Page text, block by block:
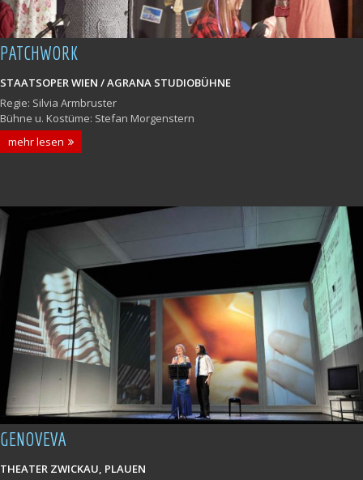
PATCHWORK
STAATSOPER WIEN / AGRANA STUDIOBÜHNE
Regie: Silvia Armbruster
Bühne u. Kostüme: Stefan Morgenstern
mehr lesen
GENOVEVA
THEATER ZWICKAU, PLAUEN